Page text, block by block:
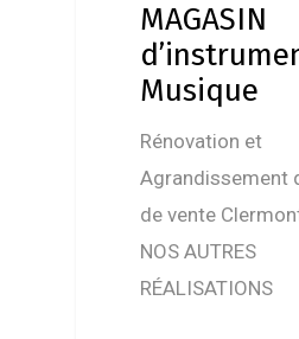
MAGASIN
Musique
Rénovation et
Agrandissement
de vente
NOS AUTRES
RÉALISATIONS